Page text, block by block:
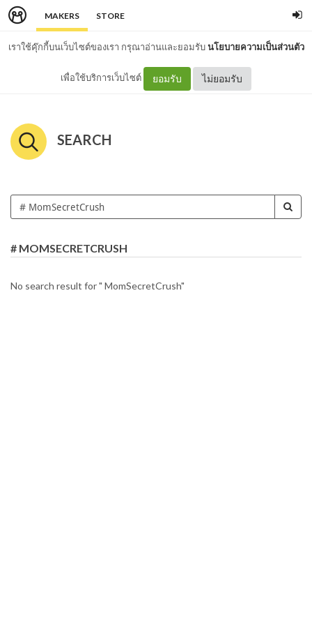
MAKERS STORE
เราใช้คุ๊กกี้บนเว็บไซต์ของเรา กรุณาอ่านและยอมรับนโยบายความเป็นส่วนตัว
เพื่อใช้บริการเว็บไซต์ ยอมรับ ไม่ยอมรับ
SEARCH
# MOMSECRETCRUSH
No search result for " MomSecretCrush"